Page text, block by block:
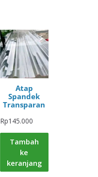
Atap
Spandek
Transparan
Rp145.000
Tambah
ke
keranjang